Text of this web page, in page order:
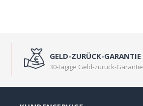
GELD-ZURÜCK-GARANTIE
30-tägige Geld-zurück-Garantie